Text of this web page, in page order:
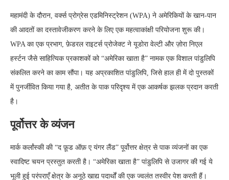
महामंदी के दौरान, वर्क्स प्रोग्रेस एडमिनिस्ट्रेशन (WPA) ने अमेरिकियों के खान-पान
की आदतों का दस्तावेजीकरण करने के लिए एक महत्वाकांक्षी परियोजना शुरू की।
WPA का एक प्रभाग, फ़ेडरल राइटर्स प्रोजेक्ट ने यूडोरा वेल्टी और ज़ोरा निएल
हर्स्टन जैसे साहित्यिक प्रकाशकों को “अमेरिका खाता है” नामक एक विशाल पांडुलिपि
संकलित करने का काम सौंपा। यह अप्रकाशित पांडुलिपि, जिसे हाल ही में दो पुस्तकों
में पुनर्जीवित किया गया है, अतीत के पाक परिदृश्य में एक आकर्षक झलक प्रदान करती
है।
पूर्वोत्तर के व्यंजन
मार्क कर्लांस्की की “द फ़ूड ऑफ़ ए यंगर लैंड” पूर्वोत्तर क्षेत्र से पाक व्यंजनों का एक
स्वादिष्ट चयन प्रस्तुत करती है। “अमेरिका खाता है” पांडुलिपि से उजागर की गई ये
भूली हुई परंपराएँ क्षेत्र के अनूठे खाद्य पदार्थों की एक ज्वलंत तस्वीर पेश करती हैं।